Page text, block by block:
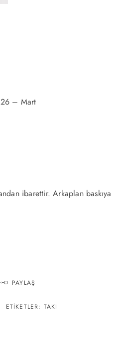
– Mart
ibarettir. Arkaplan baskıya
PAYLAŞ
ETIKETLER: TAKI